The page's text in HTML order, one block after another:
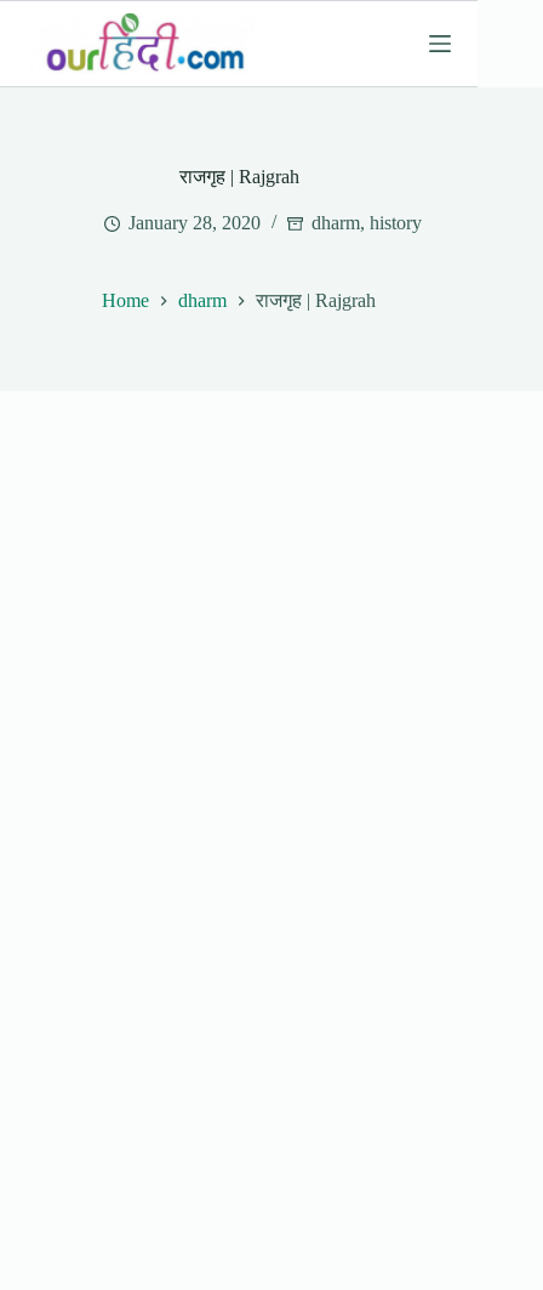
content
राजगृह | Rajgrah
January 28, 2020 dharm,history
Home dharm राजगृह | Rajgrah